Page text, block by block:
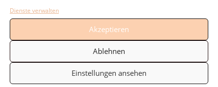
Dienste verwalten
Akzeptieren
Ablehnen
Einstellungen ansehen